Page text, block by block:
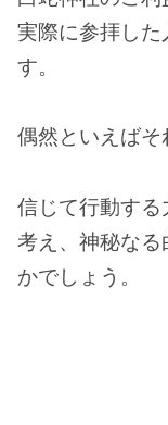
実際に参拝した
す。
偶然といえばそ
信じて行動する
考え、神秘な
かでしょう。